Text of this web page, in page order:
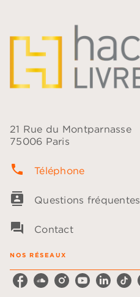
21 Rue du Montparnasse
75006 Paris
phone Téléphone
contacts Questions fréquentes
question_answer Contact
NOS RÉSEAUX